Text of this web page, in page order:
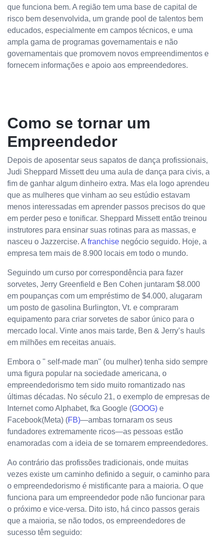
que funciona bem. A região tem uma base de capital de
risco bem desenvolvida, um grande pool de talentos bem
educados, especialmente em campos técnicos, e uma
ampla gama de programas governamentais e não
governamentais que promovem novos empreendimentos e
fornecem informações e apoio aos empreendedores.
Como se tornar um
Empreendedor
Depois de aposentar seus sapatos de dança profissionais,
Judi Sheppard Missett deu uma aula de dança para civis, a
fim de ganhar algum dinheiro extra. Mas ela logo aprendeu
que as mulheres que vinham ao seu estúdio estavam
menos interessadas em aprender passos precisos do que
em perder peso e tonificar. Sheppard Missett então treinou
instrutores para ensinar suas rotinas para as massas, e
nasceu o Jazzercise. A franchise negócio seguido. Hoje, a
empresa tem mais de 8.900 locais em todo o mundo.
Seguindo um curso por correspondência para fazer
sorvetes, Jerry Greenfield e Ben Cohen juntaram $8.000
em poupanças com um empréstimo de $4.000, alugaram
um posto de gasolina Burlington, Vt. e compraram
equipamento para criar sorvetes de sabor único para o
mercado local. Vinte anos mais tarde, Ben & Jerry’s hauls
em milhões em receitas anuais.
Embora o " self-made man" (ou mulher) tenha sido sempre
uma figura popular na sociedade americana, o
empreendedorismo tem sido muito romantizado nas
últimas décadas. No século 21, o exemplo de empresas de
Internet como Alphabet, fka Google (GOOG) e
Facebook(Meta) (FB)—ambas tornaram os seus
fundadores extremamente ricos—as pessoas estão
enamoradas com a ideia de se tornarem empreendedores.
Ao contrário das profissões tradicionais, onde muitas
vezes existe um caminho definido a seguir, o caminho para
o empreendedorismo é mistificante para a maioria. O que
funciona para um empreendedor pode não funcionar para
o próximo e vice-versa. Dito isto, há cinco passos gerais
que a maioria, se não todos, os empreendedores de
sucesso têm seguido: